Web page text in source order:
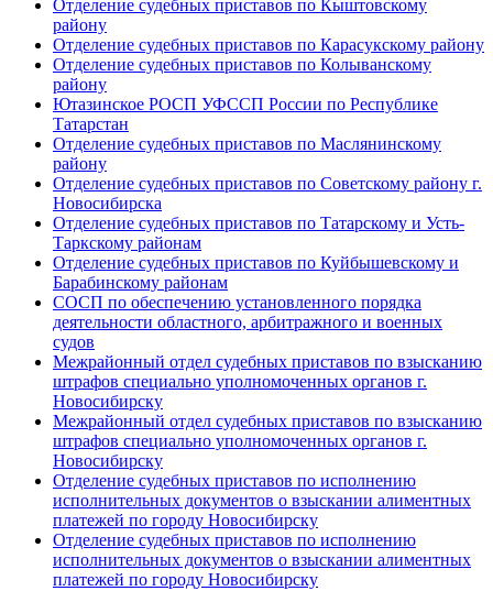
Отделение судебных приставов по Кыштовскому
району
Отделение судебных приставов по Карасукскому району
Отделение судебных приставов по Колыванскому
району
Ютазинское РОСП УФССП России по Республике
Татарстан
Отделение судебных приставов по Маслянинскому
району
Отделение судебных приставов по Советскому району г.
Новосибирска
Отделение судебных приставов по Татарскому и Усть-
Таркскому районам
Отделение судебных приставов по Куйбышевскому и
Барабинскому районам
СОСП по обеспечению установленного порядка
деятельности областного, арбитражного и военных
судов
Межрайонный отдел судебных приставов по взысканию
штрафов специально уполномоченных органов г.
Новосибирску
Межрайонный отдел судебных приставов по взысканию
штрафов специально уполномоченных органов г.
Новосибирску
Отделение судебных приставов по исполнению
исполнительных документов о взыскании алиментных
платежей по городу Новосибирску
Отделение судебных приставов по исполнению
исполнительных документов о взыскании алиментных
платежей по городу Новосибирску